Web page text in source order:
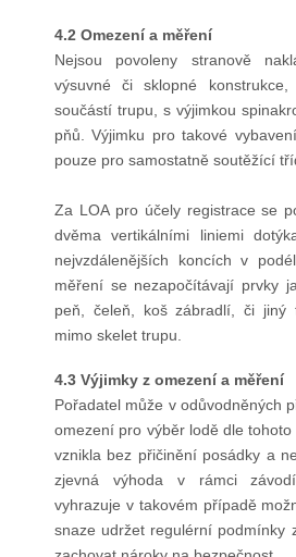
4.2 Omezení a měření
Nejsou povoleny stranově
výsuvné či sklopné
součástí trupu, s výjimkou
pňů. Výjimku pro takové
pouze pro samostatně soutěžící
Za LOA pro účely registrace se
dvěma vertikálními liniemi
nejvzdálenějších koncích v
měření se nezapočítávají prvky
peň, čeleň, koš zábradlí, či jiný
mimo skelet trupu.
4.3 Výjimky z omezení a měření
Pořadatel může v odůvodněných
omezení pro výběr lodě dle
vznikla bez přičinění posádky a
zjevná výhoda v rámci
vyhrazuje v takovém případě
snaze udržet regulérní podmínky